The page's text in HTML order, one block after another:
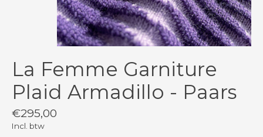
La Femme Garniture
Plaid Armadillo - Paars
€295,00
Incl. btw